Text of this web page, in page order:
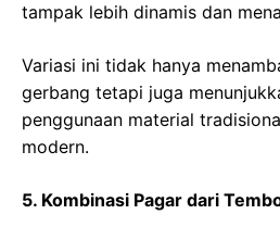
tampak lebih dinamis dan
Variasi ini tidak hanya
gerbang tetapi juga
penggunaan material
modern.
5. Kombinasi Pagar dari